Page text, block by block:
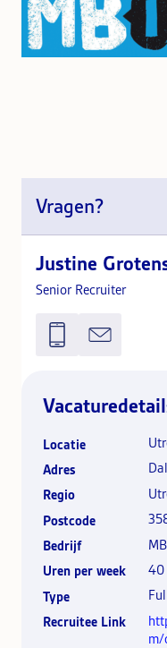
Vragen?
Justine
Senior Recruiter
Locatie
Adres
Regio
Postcode
Bedrijf
Uren per week
40
Type
Recruitee Link
m/